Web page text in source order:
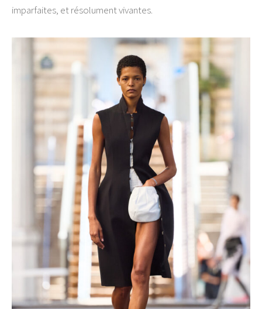
imparfaites, et résolument vivantes.